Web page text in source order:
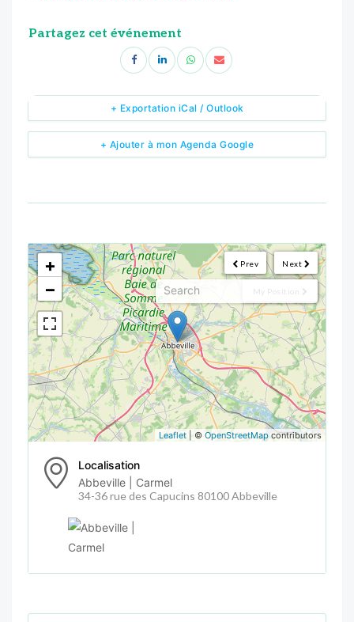
Partagez cet événement
+ Ajouter à mon Agenda Google
+ Exportation iCal / Outlook
Next
Prev
My Position
<!---->
+
−
Leaflet | © OpenStreetMap contributors
Localisation
Abbeville | Carmel
34-36 rue des Capucins 80100 Abbeville